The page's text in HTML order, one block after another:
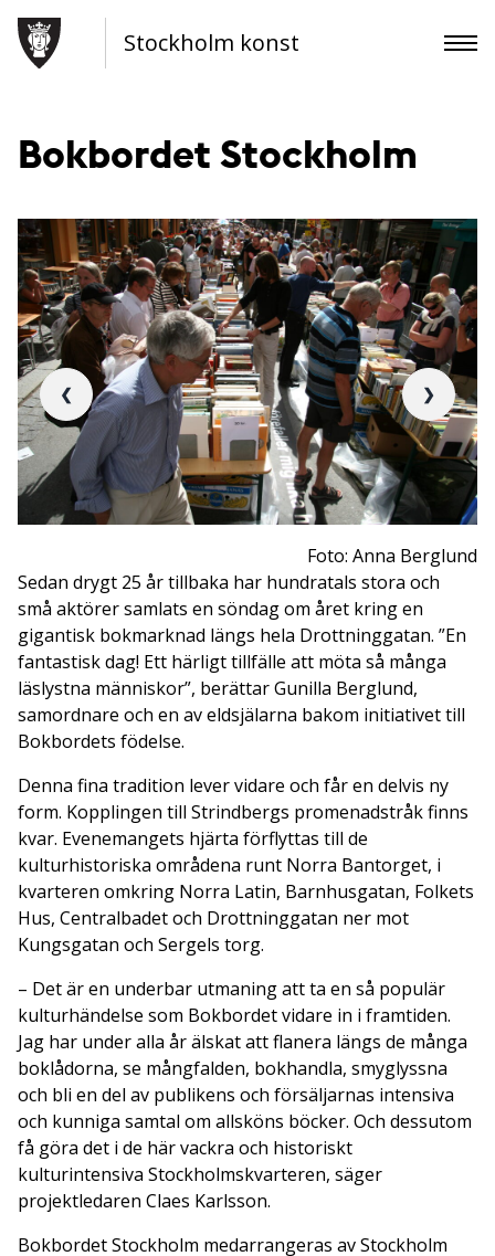
Stockholm konst
Bokbordet Stockholm
Foto: Anna Berglund
❮ ❯
Sedan drygt 25 år tillbaka har hundratals stora och
små aktörer samlats en söndag om året kring en
gigantisk bokmarknad längs hela Drottninggatan. ”En
fantastisk dag! Ett härligt tillfälle att möta så många
läslystna människor”, berättar Gunilla Berglund,
samordnare och en av eldsjälarna bakom initiativet till
Bokbordets födelse.
Denna fina tradition lever vidare och får en delvis ny
form. Kopplingen till Strindbergs promenadstråk finns
kvar. Evenemangets hjärta förflyttas till de
kulturhistoriska områdena runt Norra Bantorget, i
kvarteren omkring Norra Latin, Barnhusgatan, Folkets
Hus, Centralbadet och Drottninggatan ner mot
Kungsgatan och Sergels torg.
– Det är en underbar utmaning att ta en så populär
kulturhändelse som Bokbordet vidare in i framtiden.
Jag har under alla år älskat att flanera längs de många
boklådorna, se mångfalden, bokhandla, smyglyssna
och bli en del av publikens och försäljarnas intensiva
och kunniga samtal om allsköns böcker. Och dessutom
få göra det i de här vackra och historiskt
kulturintensiva Stockholmskvarteren, säger
projektledaren Claes Karlsson.
Bokbordet Stockholm medarrangeras av Stockholm